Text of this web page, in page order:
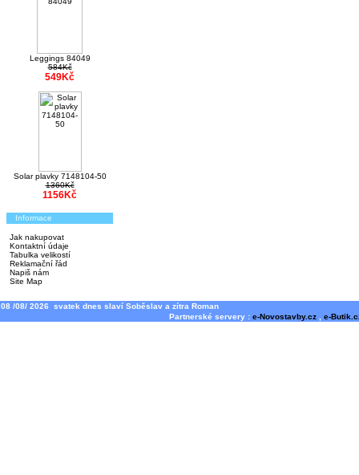
Leggings 84049
584Kč
549Kč
Solar plavky 7148104-50
1360Kč
1156Kč
Informace
Jak nakupovat
Kontaktní údaje
Tabulka velikostí
Reklamační řád
Napiš nám
Site Map
08 /08/ 2026 svatek dnes slaví Soběslav a zítra Roman
Partnerské servery : e-Novostavby.cz e-